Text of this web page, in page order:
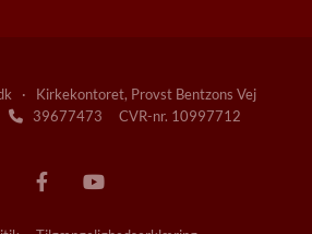
· Kirkekontoret, Provst Bentzons Vej
39677473 CVR-nr. 10997712